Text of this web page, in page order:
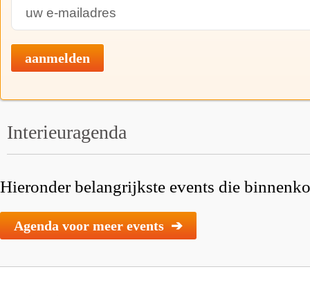
aanmelden
Interieuragenda
Hieronder belangrijkste events die
Agenda voor meer events ➔